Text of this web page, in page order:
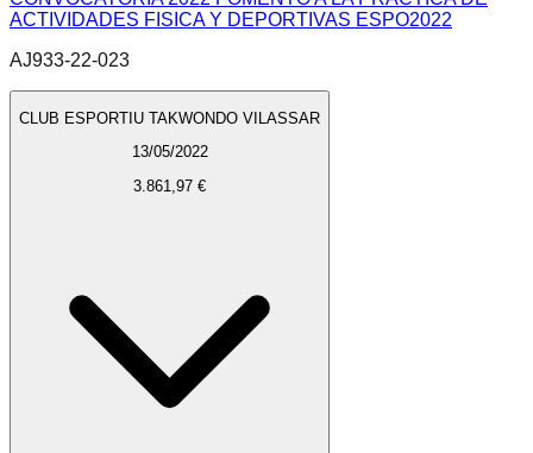
ACTIVIDADES FISICA Y DEPORTIVAS ESPO2022
AJ933-22-023
CLUB ESPORTIU TAKWONDO VILASSAR
13/05/2022
3.861,97 €